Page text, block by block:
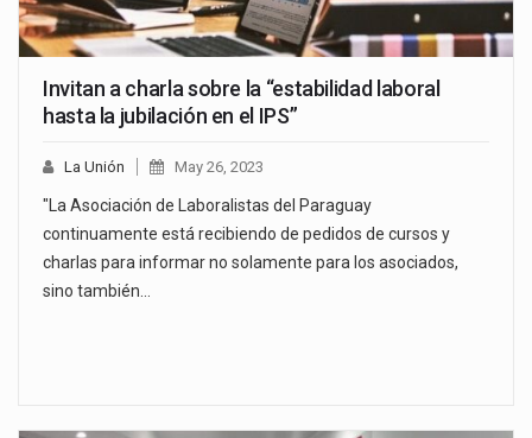
Invitan a charla sobre la “estabilidad laboral
hasta la jubilación en el IPS”
La Unión May 26, 2023
"La Asociación de Laboralistas del Paraguay
continuamente está recibiendo de pedidos de cursos y
charlas para informar no solamente para los asociados,
sino también…